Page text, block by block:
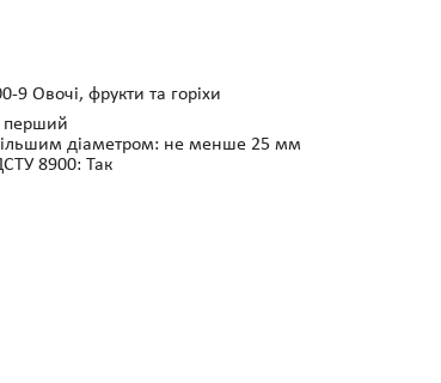
9 Овочі, фрукти та горіхи
перший
діаметром: не менше 25 мм
8900: Так